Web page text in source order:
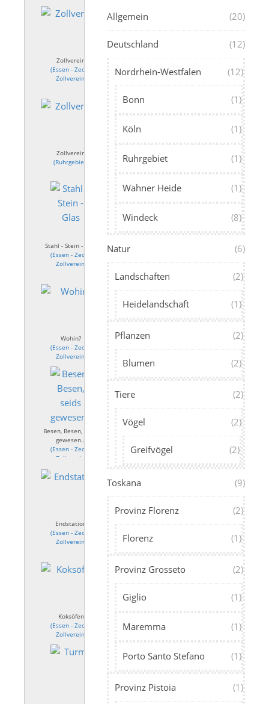
Zollverein
(Essen - Zeche
Zollverein
Zollverein
(Ruhrgebiet
Stahl - Stein - Glas
(Essen - Zeche
Zollverein
Wohin?
(Essen - Zeche
Zollverein
Besen, Besen, seids
gewesen...
(Essen - Zeche
Zollverein
Endstation
(Essen - Zeche
Zollverein
Koksöfen
(Essen - Zeche
Zollverein
Allgemein (20)
Deutschland (12)
Nordrhein-Westfalen (12)
Bonn (1)
Köln (1)
Ruhrgebiet (1)
Wahner Heide (1)
Windeck (8)
Natur (6)
Landschaften (2)
Heidelandschaft (1)
Pflanzen (2)
Blumen (2)
Tiere (2)
Vögel (2)
Greifvögel (2)
Toskana (9)
Provinz Florenz (2)
Florenz (1)
Provinz Grosseto (2)
Giglio (1)
Maremma (1)
Porto Santo Stefano (1)
Provinz Pistoia (1)